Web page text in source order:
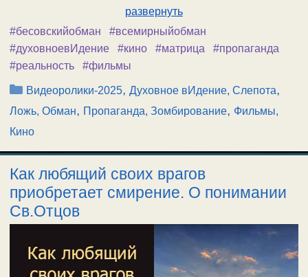
развернуть
#бесовскийобман
#всемирныйобман
#духовноевИдение
#кино #матрица
#пропаганда
#реальность
#фильмы
Рубрики
Видеоролики-2025,Духовное вИдение, Слепота,
Ложь, Обман, Пропаганда, Зомбирование, Фильмы,
Кино
Как любящий своих врагов
приобретает смирение. О понимании
Св.Отцов